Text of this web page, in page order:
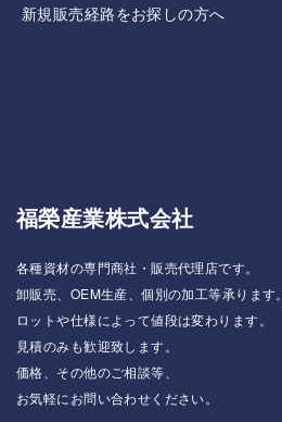
新規販売経路をお探しの方へ
福榮産業株式会社
各種資材の専門商社・販売代理店です。
卸販売、OEM生産、個別の加工等承ります。
ロットや仕様によって値段は変わります。
見積のみも歓迎致します。
価格、その他のご相談等、
お気軽にお問い合わせください。